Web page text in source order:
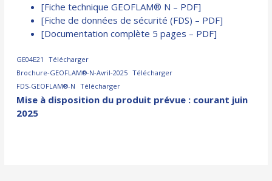
[Fiche technique GEOFLAM® N – PDF]
[Fiche de données de sécurité (FDS) – PDF]
[Documentation complète 5 pages – PDF]
GE04E21
Télécharger
Brochure-GEOFLAM®-N-Avril-2025 Télécharger
FDS-GEOFLAM®-N
Télécharger
Mise à disposition du produit prévue : courant juin
2025